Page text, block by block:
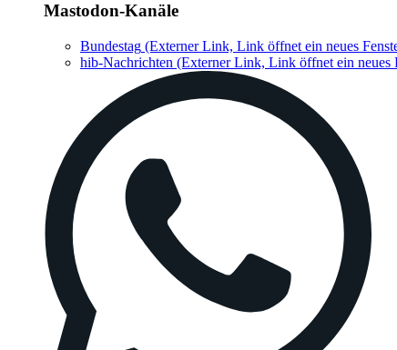
Mastodon-Kanäle
Bundestag (Externer Link, Link öffnet ein neues
hib-Nachrichten (Externer Link, Link öffnet ein neues